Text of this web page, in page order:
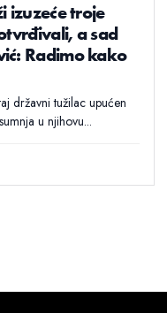
izuzeće troje
a sad
Radimo kako
državni tužilac upućen
u njihovu...